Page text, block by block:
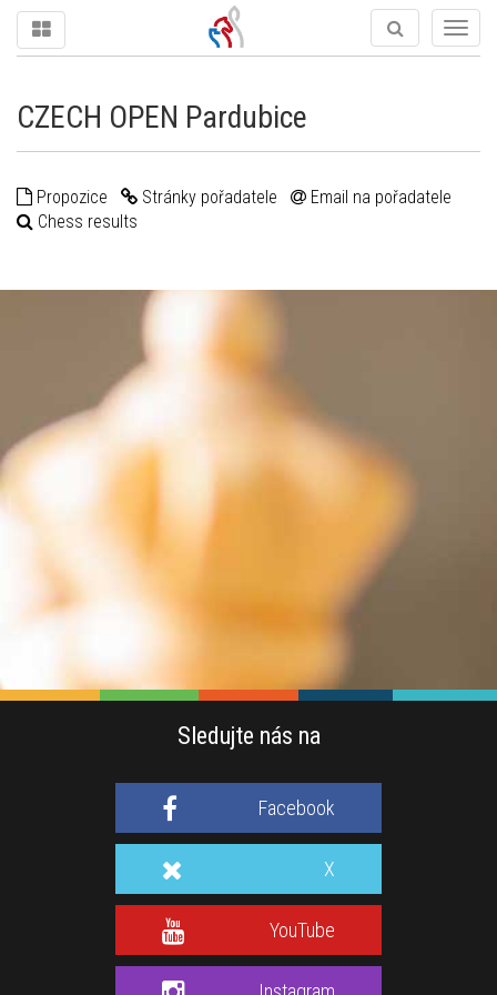
CZECH OPEN Pardubice
Propozice Stránky pořadatele
Email na pořadatele
Chess results
Sledujte nás na
Facebook
X
YouTube